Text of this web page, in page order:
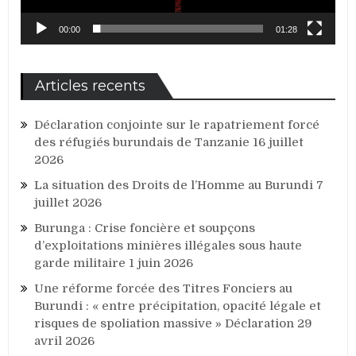
00:00 01:28
Articles recents
Déclaration conjointe sur le rapatriement forcé
des réfugiés burundais de Tanzanie 16 juillet
2026
La situation des Droits de l’Homme au Burundi 7
juillet 2026
Burunga : Crise foncière et soupçons
d’exploitations minières illégales sous haute
garde militaire 1 juin 2026
Une réforme forcée des Titres Fonciers au
Burundi : « entre précipitation, opacité légale et
risques de spoliation massive » Déclaration 29
avril 2026